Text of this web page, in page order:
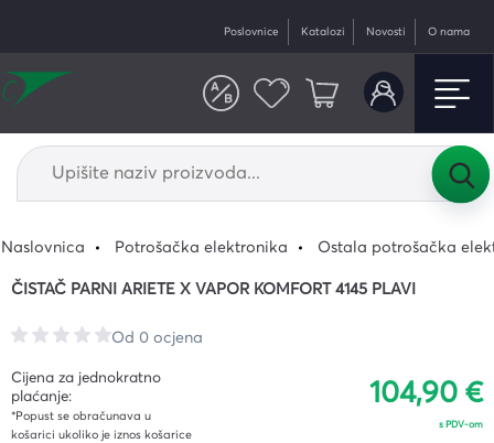
Poslovnice Katalozi Novosti O nama
Naslovnica Potrošačka elektronika Ostala potrošačka
ČISTAČ PARNI ARIETE X VAPOR KOMFORT 4145 PLAVI
Od 0 ocjena
Cijena za jednokratno
plaćanje:
*Popust se obračunava u
košarici ukoliko je iznos košarice
104,90 €
s PDV-om